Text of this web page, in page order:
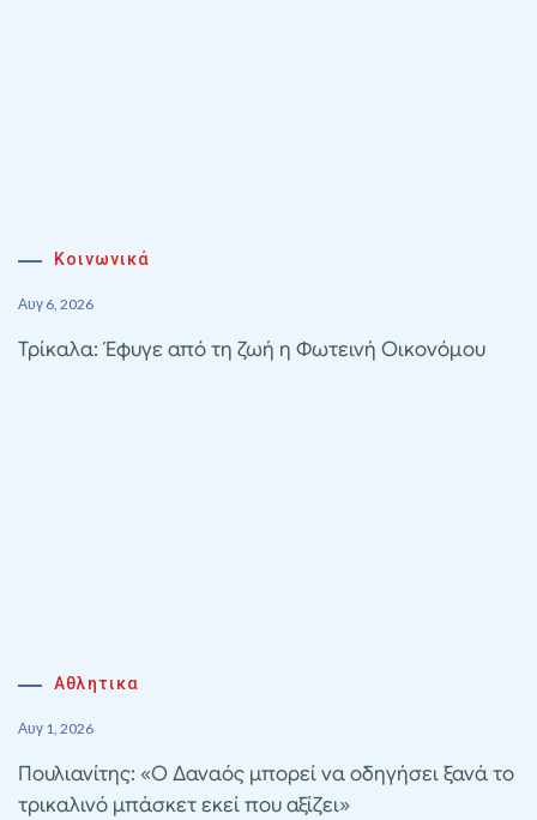
Κοινωνικά
Αυγ 6, 2026
Τρίκαλα: Έφυγε από τη ζωή η Φωτεινή Οικονόμου
Αθλητικα
Αυγ 1, 2026
Πουλιανίτης: «Ο Δαναός μπορεί να οδηγήσει ξανά το
τρικαλινό μπάσκετ εκεί που αξίζει»